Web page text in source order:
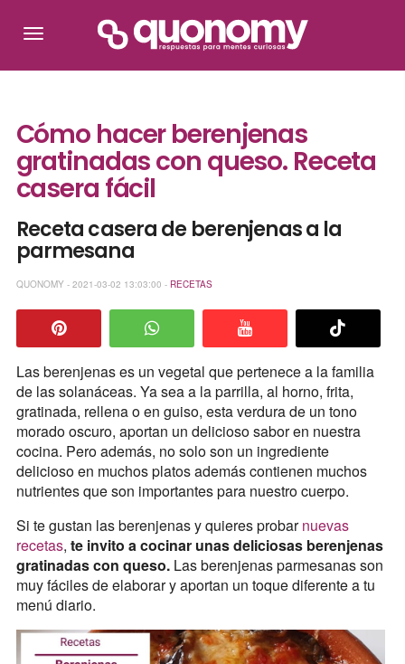
Cómo hacer berenjenas
gratinadas con queso. Receta
casera fácil
Receta casera de berenjenas a la
parmesana
QUONOMY - 2021-03-02 13:03:00 - RECETAS
Las berenjenas es un vegetal que pertenece a la familia
de las solanáceas. Ya sea a la parrilla, al horno, frita,
gratinada, rellena o en guiso, esta verdura de un tono
morado oscuro, aportan un delicioso sabor en nuestra
cocina. Pero además, no solo son un ingrediente
delicioso en muchos platos además contienen muchos
nutrientes que son importantes para nuestro cuerpo.
Si te gustan las berenjenas y quieres probarnuevas
recetas, te invito a cocinar unas deliciosas berenjenas
gratinadas con queso.Las berenjenas parmesanas son
muy fáciles de elaborar y aportan un toque diferente a tu
menú diario.